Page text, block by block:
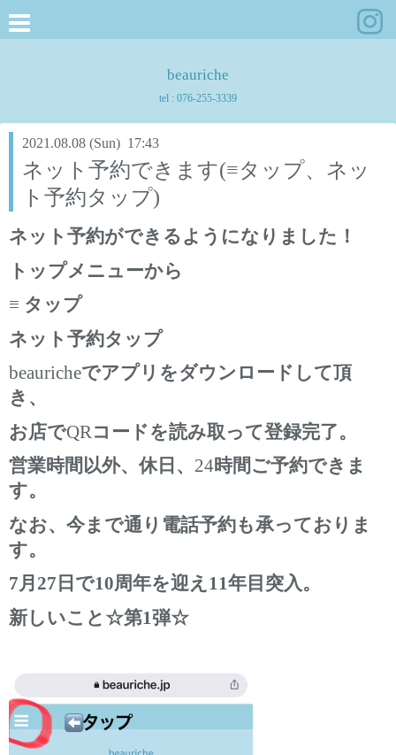
beauriche
tel : 076-255-3339
2021.08.08 (Sun) 17:43
ネット予約できます(≡タップ、ネッ
ト予約タップ)
ネット予約ができるようになりました！
トップメニューから
≡ タップ
ネット予約タップ
beauricheでアプリをダウンロードして頂
き、
お店でQR コードを読み取って登録完了。
営業時間以外、休日、 24時間ご予約できま
す。
なお、今まで通り電話予約も承っておりま
す。
7月27日で10周年を迎え11年目突入。
新しいこと☆第1弾☆